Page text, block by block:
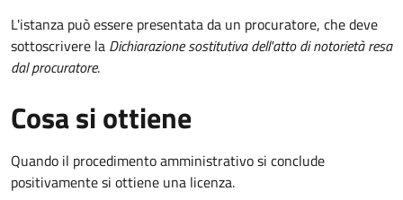
L'istanza può essere presentata da un procuratore, che deve
sottoscrivere la Dichiarazione sostitutiva dell'atto di notorietà resa
dal procuratore.
Cosa si ottiene
Quando il procedimento amministrativo si conclude
positivamente si ottiene una licenza.